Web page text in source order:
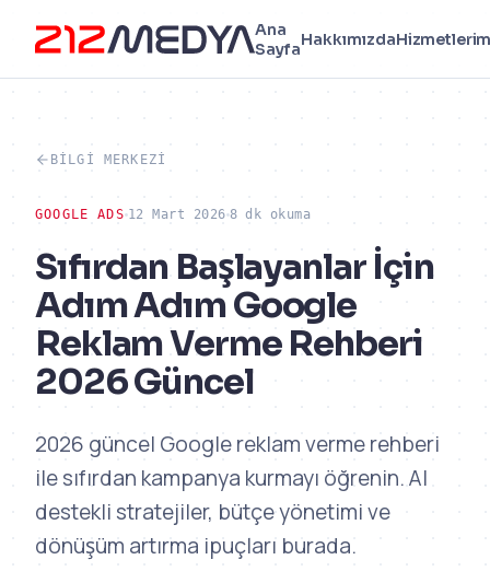
Ana
SayfaHakkımızda
BILGI MERKEZI
GOOGLE ADS 12 Mart 2026 8 dk okuma
Sıfırdan Başlayanlar İçin
Adım Adım Google
Reklam Verme Rehberi
2026 Güncel
2026 güncel Google reklam verme rehberi
ile sıfırdan kampanya kurmayı öğrenin. AI
destekli stratejiler, bütçe yönetimi ve
dönüşüm artırma ipuçları burada.